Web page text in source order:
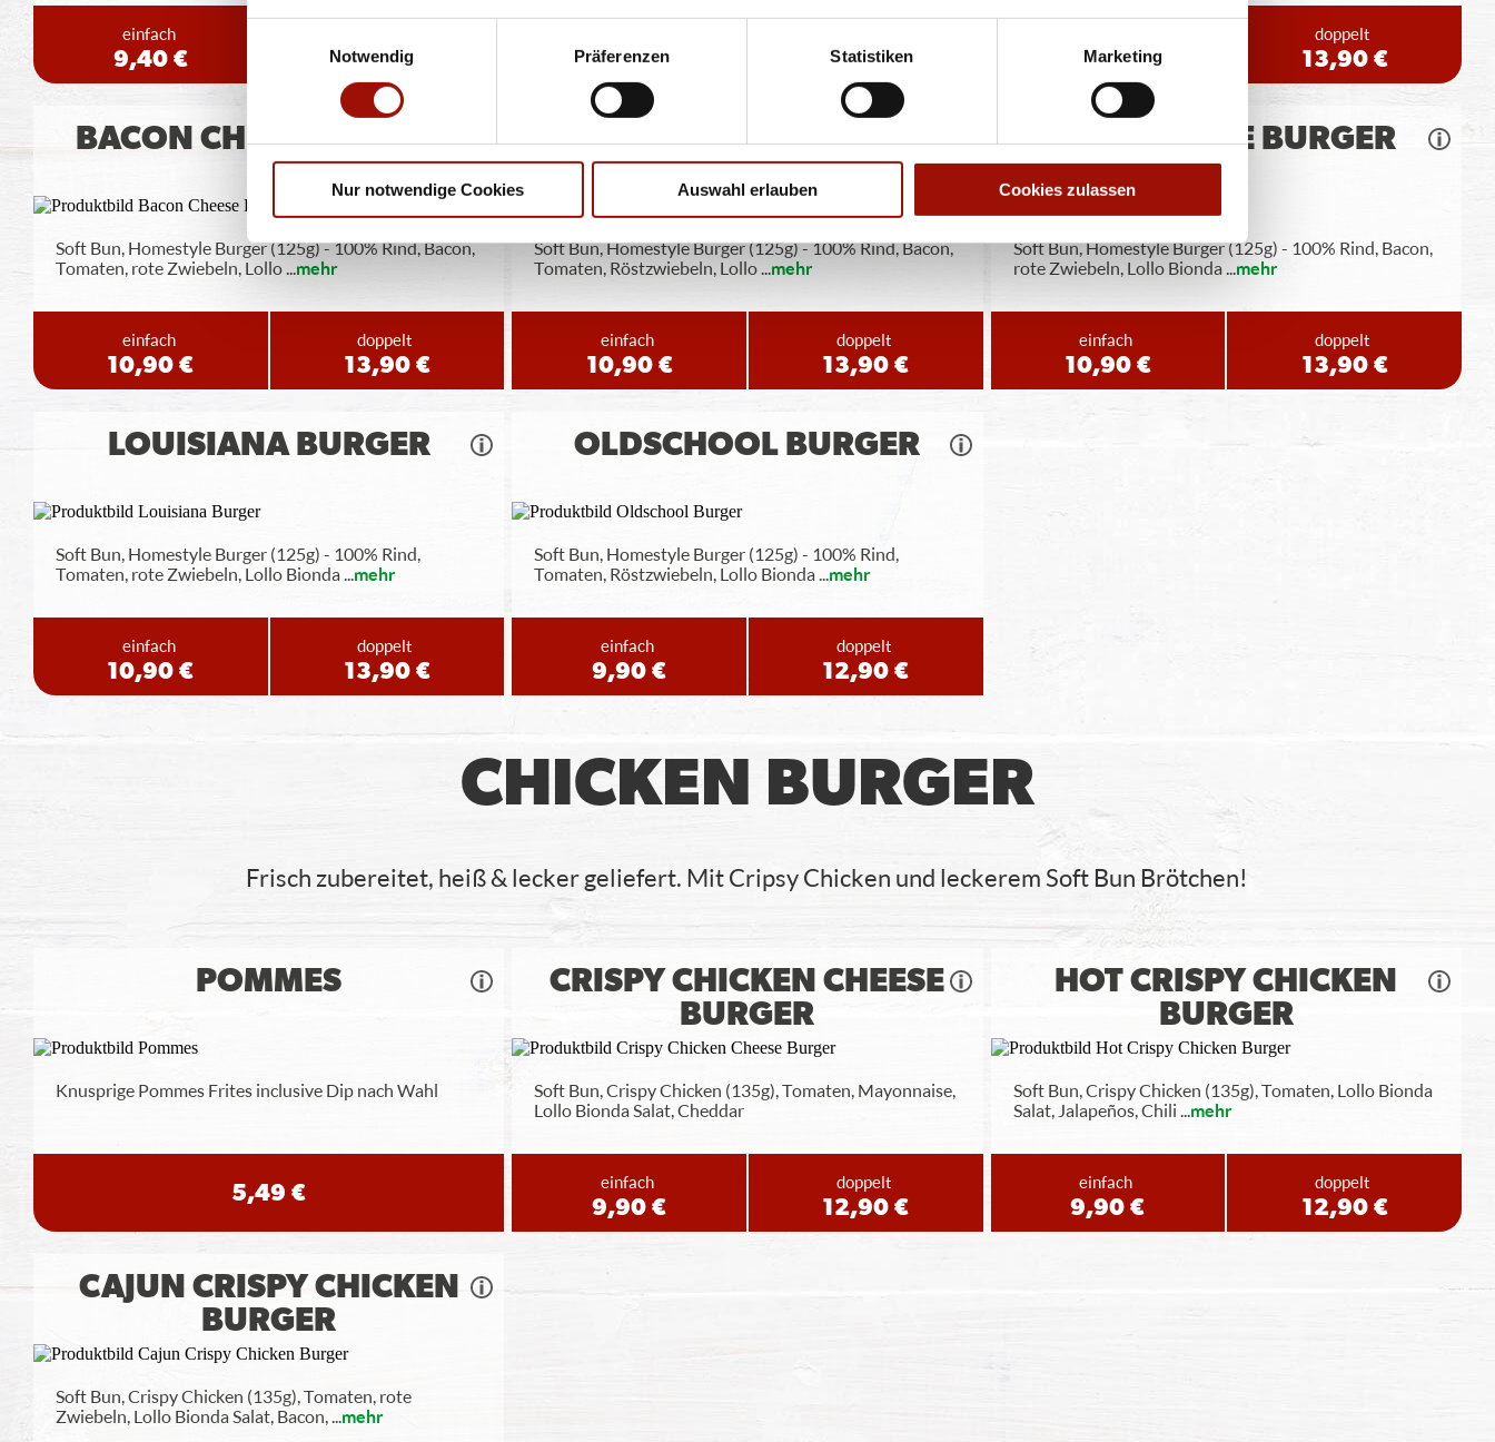
Notwendig
Präferenzen Statistiken Marketing
Nur notwendige Cookies Auswahl erlauben Cookies zulassen
einfach
9,40 € 12,40 € 9,90 € 12,90 € 10,90 €
doppelt
13,90 €
BACON CHEESE BURGER
Soft Bun, Homestyle Burger (125g) - 100% Rind, Bacon,
Tomaten, rote Zwiebeln, Lollo ...mehr
einfach
10,90 €
doppelt
13,90 €
STEAKHOUSE CHEESE
BURGER
Soft Bun, Homestyle Burger (125g) - 100% Rind, Bacon,
Tomaten, Röstzwiebeln, Lollo ...mehr
einfach
10,90 €
doppelt
13,90 €
BBQ CHEESE BURGER
Soft Bun, Homestyle Burger (125g) - 100% Rind, Bacon,
rote Zwiebeln, Lollo Bionda ...mehr
einfach
10,90 €
doppelt
13,90 €
LOUISIANA BURGER
Soft Bun, Homestyle Burger (125g) - 100% Rind,
Tomaten, rote Zwiebeln, Lollo Bionda...mehr
einfach
10,90 €
doppelt
13,90 €
OLDSCHOOL BURGER
Soft Bun, Homestyle Burger (125g) - 100% Rind,
Tomaten, Röstzwiebeln, Lollo Bionda...mehr
einfach
9,90 €
doppelt
12,90 €
CHICKEN BURGER
Frisch zubereitet, heiß & lecker geliefert. Mit Cripsy Chicken und leckerem Soft Bun Brötchen!
POMMES
Knusprige Pommes Frites inclusive Dip nach Wahl
5,49 €
CRISPY CHICKEN CHEESE
BURGER
Soft Bun, Crispy Chicken (135g), Tomaten, Mayonnaise,
Lollo Bionda Salat, Cheddar
einfach
9,90 €
doppelt
12,90 €
HOT CRISPY CHICKEN
BURGER
Soft Bun, Crispy Chicken (135g), Tomaten, Lollo Bionda
Salat, Jalapeños, Chili ...mehr
einfach
9,90 €
doppelt
12,90 €
CAJUN CRISPY CHICKEN
BURGER
Soft Bun, Crispy Chicken (135g), Tomaten, rote
Zwiebeln, Lollo Bionda Salat, Bacon,...mehr